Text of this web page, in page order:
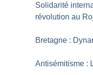
Solidarité
révolution au
Bretagne :
Antisémitisme :